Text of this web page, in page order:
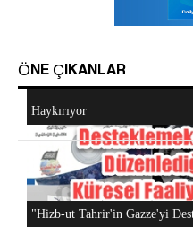
ÖNE ÇIKANLAR
Android Cihazlar İçin Anayasa
Uygulaması
Mescidi Aksa İslam Ümmetine
Haykırıyor